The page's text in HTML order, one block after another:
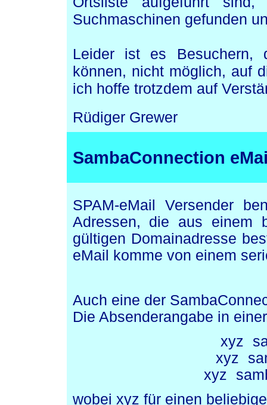
Suchmaschinen gefunden
Leider ist es Besuchern,
können, nicht möglich, auf
ich hoffe trotzdem auf
Rüdiger Grewer
SambaConnection
SPAM-eMail Versender
Adressen, die aus einem
gültigen Domainadresse
eMail komme von einem
Auch eine der
Die Absenderangabe in
xyz
xyz
xyz
wobei xyz für einen